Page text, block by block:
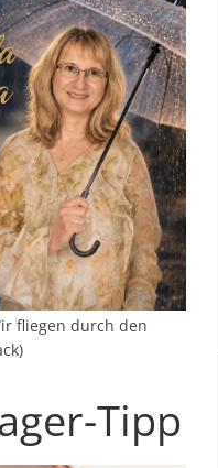
fliegen durch den
Tipp